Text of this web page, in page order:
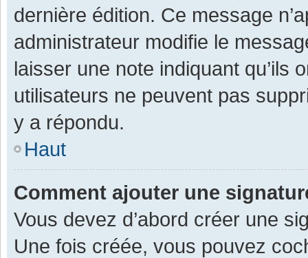
dernière édition. Ce message
administrateur modifie le
laisser une note indiquant qu’ils
utilisateurs ne peuvent pas
y a répondu.
Haut
Comment ajouter une
Vous devez d’abord créer une
Une fois créée, vous pouvez